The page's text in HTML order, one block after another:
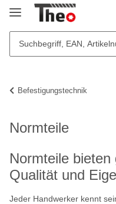
Befestigungstechnik
Normteile
Normteile bieten
Qualität und
Jeder Handwerker kennt